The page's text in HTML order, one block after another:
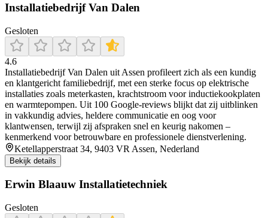
Installatiebedrijf Van Dalen
Gesloten
4.6
Installatiebedrijf Van Dalen uit Assen profileert zich als een kundig
en klantgericht familiebedrijf, met een sterke focus op elektrische
installaties zoals meterkasten, krachtstroom voor inductiekookplaten
en warmtepompen. Uit 100 Google‑reviews blijkt dat zij uitblinken
in vakkundig advies, heldere communicatie en oog voor
klantwensen, terwijl zij afspraken snel en keurig nakomen –
kenmerkend voor betrouwbare en professionele dienstverlening.
Ketellapperstraat 34, 9403 VR Assen, Nederland
Bekijk details
Erwin Blaauw Installatietechniek
Gesloten